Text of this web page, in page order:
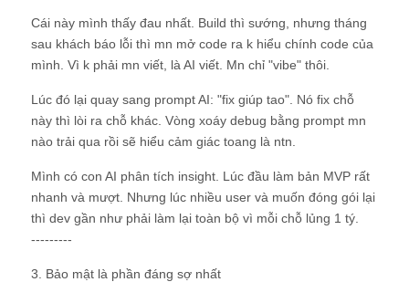
Cái này mình thấy đau nhất. Build thì sướng, nhưng tháng
sau khách báo lỗi thì mn mở code ra k hiểu chính code của
mình. Vì k phải mn viết, là AI viết. Mn chỉ "vibe" thôi.
Lúc đó lại quay sang prompt AI: "fix giúp tao". Nó fix chỗ
này thì lòi ra chỗ khác. Vòng xoáy debug bằng prompt mn
nào trải qua rồi sẽ hiểu cảm giác toang là ntn.
Mình có con AI phân tích insight. Lúc đầu làm bản MVP rất
nhanh và mượt. Nhưng lúc nhiều user và muốn đóng gói lại
thì dev gần như phải làm lại toàn bộ vì mỗi chỗ lủng 1 tý.
---------
3. Bảo mật là phần đáng sợ nhất